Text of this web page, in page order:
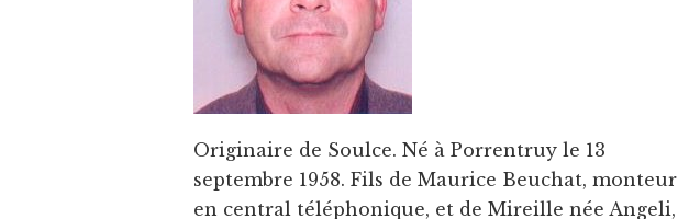
Originaire de Soulce. Né à Porrentruy le 13
septembre 1958. Fils de Maurice Beuchat, monteur
en central téléphonique, et de Mireille née Angeli,